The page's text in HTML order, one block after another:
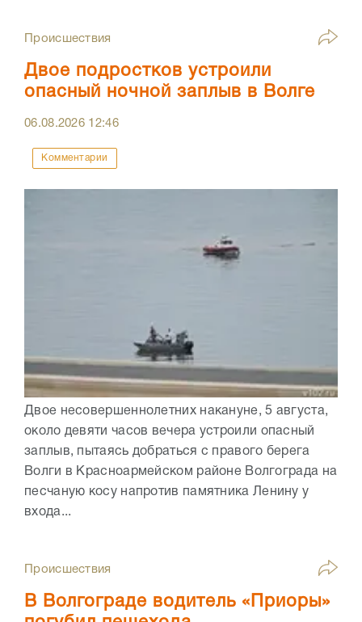
Происшествия
Двое подростков устроили
опасный ночной заплыв в Волге
06.08.2026 12:46
Комментарии
Двое несовершеннолетних накануне, 5 августа,
около девяти часов вечера устроили опасный
заплыв, пытаясь добраться с правого берега
Волги в Красноармейском районе Волгограда на
песчаную косу напротив памятника Ленину у
входа...
Происшествия
В Волгограде водитель «Приоры»